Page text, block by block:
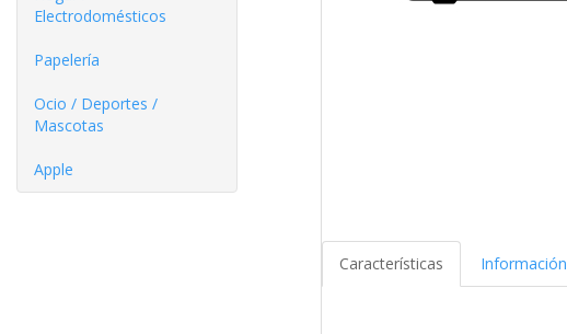
Electrodomésticos
Papelería
Ocio / Deportes /
Mascotas
Apple
Características Información